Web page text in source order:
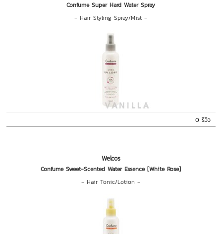
Confume Super Hard Water Spray
-Hair Styling Spray/Mist -
0 รีวิว
Welcos
Confume Sweet-Scented Water Essence [White Rose]
-Hair Tonic/Lotion -